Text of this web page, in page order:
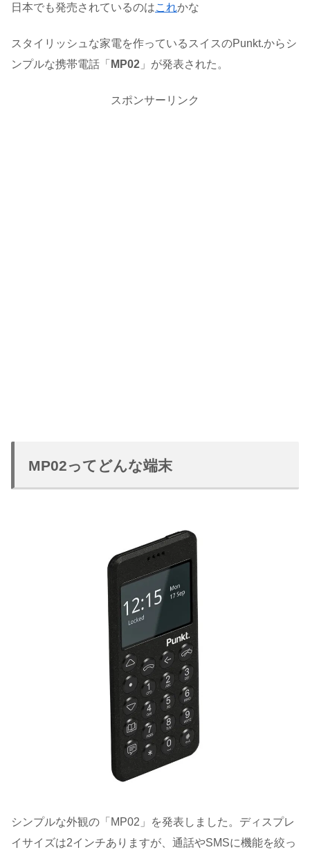
日本でも発売されているのはこれかな
スタイリッシュな家電を作っているスイスのPunkt.からシ
ンプルな携帯電話「 MP02 」が発表された。
スポンサーリンク
MP02ってどんな端末
シンプルな外観の「MP02」を発表しました。ディスプレ
イサイズは2インチありますが、通話やSMSに機能を絞っ